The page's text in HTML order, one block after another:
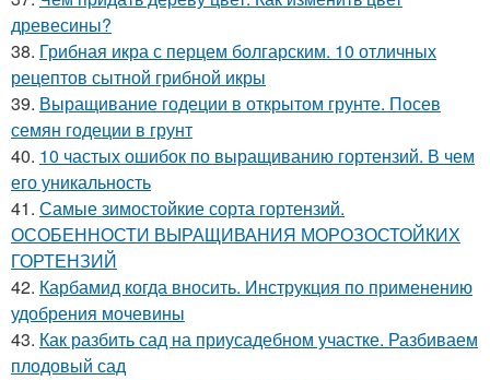
древесины?
38. Грибная икра с перцем болгарским. 10 отличных
рецептов сытной грибной икры
39. Выращивание годеции в открытом грунте. Посев
семян годеции в грунт
40. 10 частых ошибок по выращиванию гортензий. В чем
его уникальность
41. Самые зимостойкие сорта гортензий.
ОСОБЕННОСТИ ВЫРАЩИВАНИЯ МОРОЗОСТОЙКИХ
ГОРТЕНЗИЙ
42. Карбамид когда вносить. Инструкция по применению
удобрения мочевины
43. Как разбить сад на приусадебном участке. Разбиваем
плодовый сад